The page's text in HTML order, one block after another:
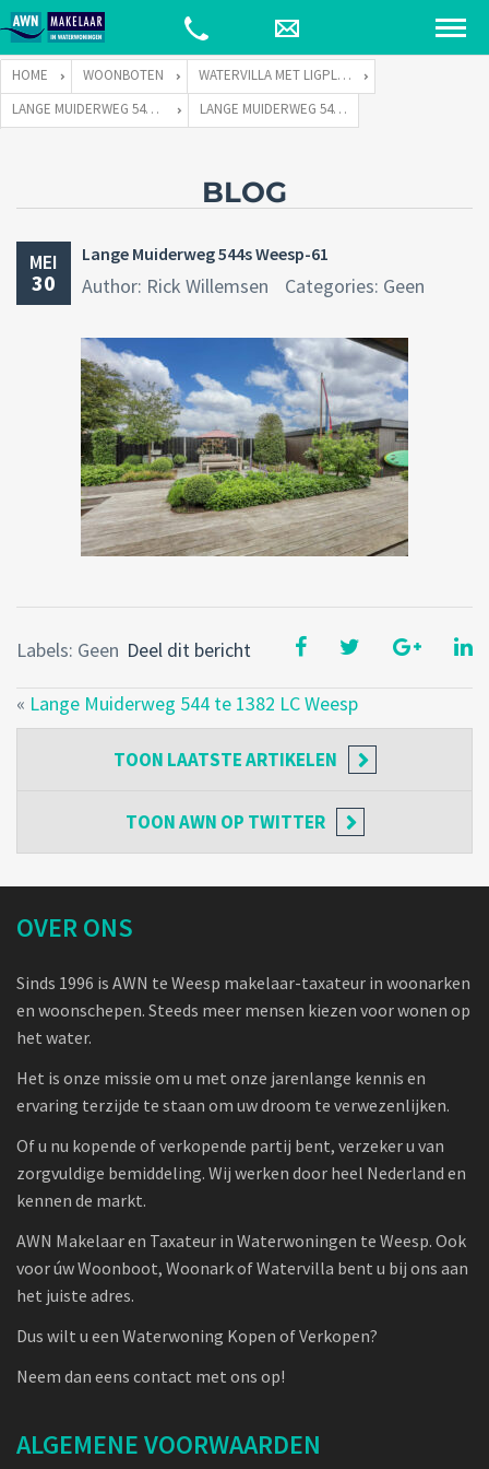
HOME WOONBOTEN
WATERVILLA MET LIGPLAATS
LANGE MUIDERWEG 544 TE 1382 LC WEESP
LANGE MUIDERWEG 544S WEESP-61
BLOG
MEI
30
Lange Muiderweg 544s Weesp-61
Author: Rick Willemsen Categories: Geen
Deel dit bericht
Labels: Geen
« Lange Muiderweg 544 te 1382 LC Weesp
TOON LAATSTE ARTIKELEN
TOONAWN OP TWITTER
OVER ONS
Sinds 1996 is AWN te Weesp makelaar-taxateur in woonarken
en woonschepen. Steeds meer mensen kiezen voor wonen op
het water.
Het is onze missie om u met onze jarenlange kennis en
ervaring terzijde te staan om uw droom te verwezenlijken.
Of u nu kopende of verkopende partij bent, verzeker u van
zorgvuldige bemiddeling. Wij werken door heel Nederland en
kennen de markt.
AWN Makelaar en Taxateur in Waterwoningen te Weesp. Ook
voor úw Woonboot, Woonark of Watervilla bent u bij ons aan
het juiste adres.
Dus wilt u een Waterwoning Kopen of Verkopen?
Neem dan eens contact met ons op!
ALGEMENE VOORWAARDEN